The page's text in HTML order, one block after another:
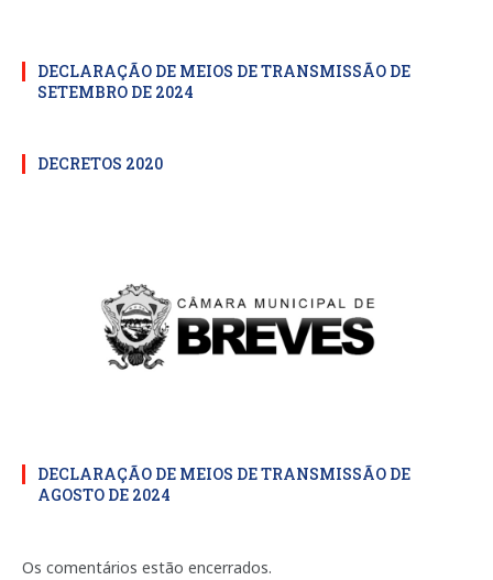
DECLARAÇÃO DE MEIOS DE TRANSMISSÃO DE
SETEMBRO DE 2024
DECRETOS 2020
DECLARAÇÃO DE MEIOS DE TRANSMISSÃO DE
AGOSTO DE 2024
Os comentários estão encerrados.